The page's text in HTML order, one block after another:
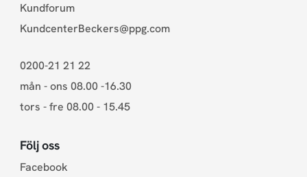
Kundforum
KundcenterBeckers@ppg.com
0200-21 21 22
mån - ons 08.00 -16.30
tors - fre 08.00 - 15.45
Följ oss
Facebook